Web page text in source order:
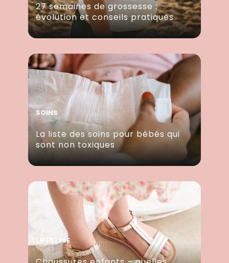
27 semaines de grossesse :
évolution et conseils pratiques
SOINS
La liste des soins pour bébés qui
sont non toxiques
LIFESTYLE